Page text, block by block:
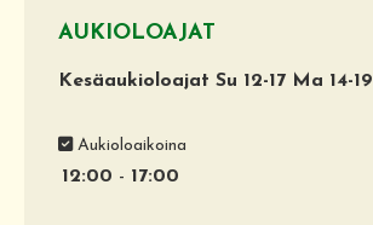
AUKIOLOAJAT
Kesäaukioloajat Su 12-17 Ma 14-19
Aukioloaikoina
12:00 - 17:00